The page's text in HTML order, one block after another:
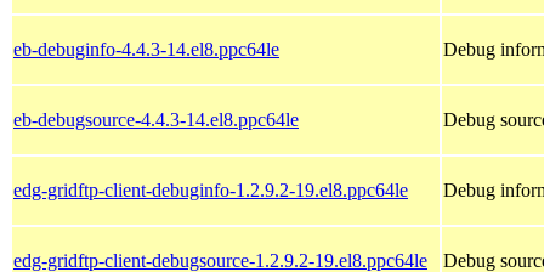
eb-debuginfo-4.4.3-14.el8.ppc64le Debug
eb-debugsource-4.4.3-14.el8.ppc64le Debug
edg-gridftp-client-debuginfo-1.2.9.2-19.el8.ppc64le Debug
edg-gridftp-client-debugsource-1.2.9.2-19.el8.ppc64le Debug